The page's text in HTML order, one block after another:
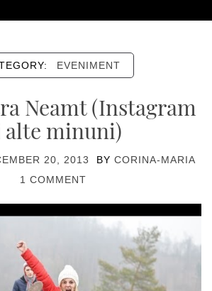
EVENIMENT
Neamt (Instagram
alte minuni)
20, 2013 BY CORINA-MARIA
1 COMMENT